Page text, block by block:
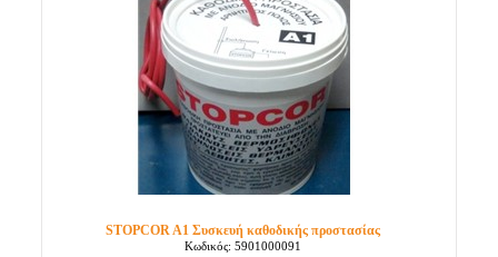
STOPCOR A1 Συσκευή καθοδικής προστασίας
Κωδικός: 5901000091